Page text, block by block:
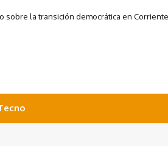
sobre la transición democrática en